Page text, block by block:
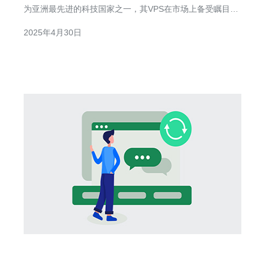
为亚洲最先进的科技国家之一，其VPS在市场上备受瞩目。
VPS提供了稳定可靠的网络连接，这对于运行在线业务的网
2025年4月30日